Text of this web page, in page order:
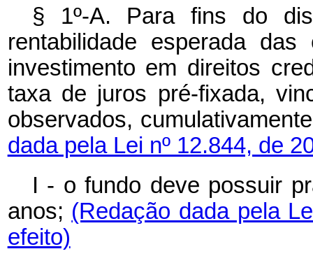
§ 1º-A. Para fins do
rentabilidade esperada
investimento em direitos
taxa de juros pré-fixada,
observados,
dada pela Lei nº 12.844, de
I - o fundo deve possuir
anos; (Redação dada pela
efeito)